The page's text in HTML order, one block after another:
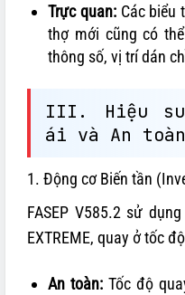
Trực quan:Các biểu
thợ mới cũng có
thông số, vị trí dán
III. Hiệu
ái và An toàn
1. Động cơ Biến tần
FASEP V585.2 sử
EXTREME, quay ở tốc
An toàn: Tốc độ